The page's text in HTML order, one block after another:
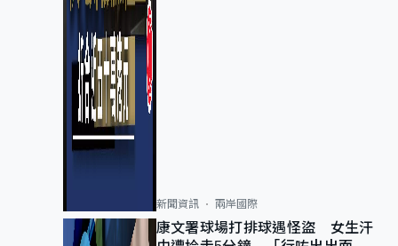
新聞資訊 兩岸國際
康文署球場打排球遇怪盜 女生汗